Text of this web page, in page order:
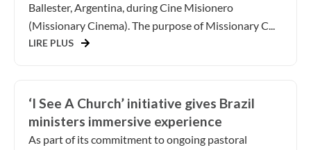
Ballester, Argentina, during Cine Misionero
(Missionary Cinema). The purpose of Missionary C...
LIRE PLUS
‘I See A Church’ initiative gives Brazil
ministers immersive experience
As part of its commitment to ongoing pastoral